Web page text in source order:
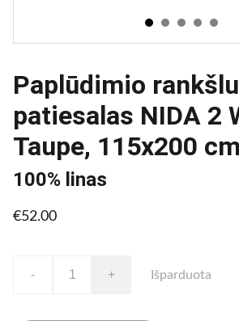
Paplūdimio
patiesalas NIDA 2
Taupe, 115x200 cm
100% linas
€52.00
- + Išparduota